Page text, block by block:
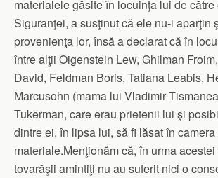
materialele găsite în locuinţa lui de
Siguranţei, a susţinut că ele nu-i aparţin
provenienţa lor, însă a declarat că în
între alţii Oigenstein Lew, Ghilman
David, Feldman Boris, Tatiana Leabis,
Marcusohn (mama lui Vladimir
Tukerman, care erau prietenii lui şi
dintre ei, în lipsa lui, să fi lăsat în
materiale.Menţionăm că, în urma
tovarăşii amintiţi nu au suferit nici o